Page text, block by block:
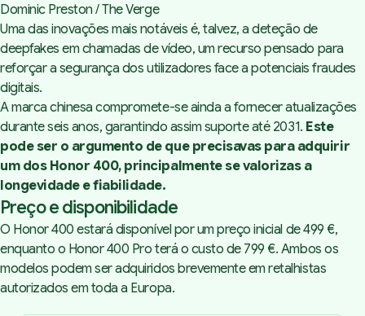
Dominic Preston / The Verge
Uma das inovações mais notáveis é, talvez, a deteção de
deepfakes em chamadas de vídeo, um recurso pensado para
reforçar a segurança dos utilizadores face a potenciais fraudes
digitais.
A marca chinesa compromete-se ainda a fornecer atualizações
durante seis anos, garantindo assim suporte até 2031. Este
pode ser o argumento de que precisavas para adquirir
um dos Honor 400, principalmente se valorizas a
longevidade e fiabilidade.
Preço e disponibilidade
O Honor 400 estará disponível por um preço inicial de 499 €,
enquanto o Honor 400 Pro terá o custo de 799 €. Ambos os
modelos podem ser adquiridos brevemente em retalhistas
autorizados em toda a Europa.